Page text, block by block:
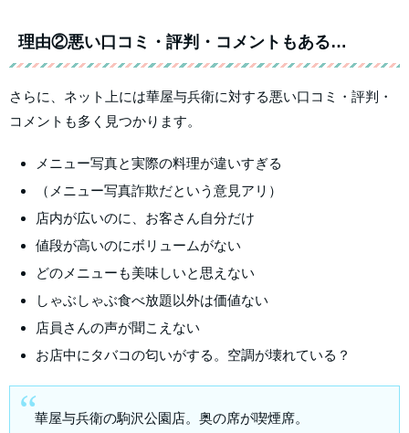
理由②悪い口コミ・評判・コメントもある…
さらに、ネット上には華屋与兵衛に対する悪い口コミ・評判・
コメントも多く見つかります。
メニュー写真と実際の料理が違いすぎる
（メニュー写真詐欺だという意見アリ）
店内が広いのに、お客さん自分だけ
値段が高いのにボリュームがない
どのメニューも美味しいと思えない
しゃぶしゃぶ食べ放題以外は価値ない
店員さんの声が聞こえない
お店中にタバコの匂いがする。空調が壊れている？
華屋与兵衛の駒沢公園店。奥の席が喫煙席。